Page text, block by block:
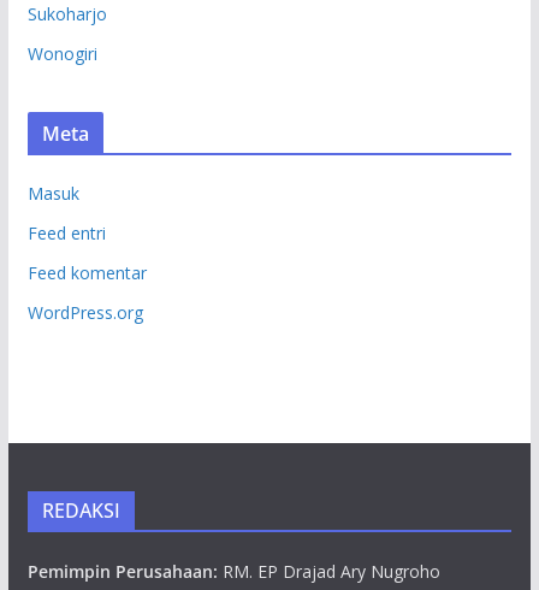
Sukoharjo
Wonogiri
Meta
Masuk
Feed entri
Feed komentar
WordPress.org
REDAKSI
Pemimpin Perusahaan: RM. EP Drajad Ary Nugroho